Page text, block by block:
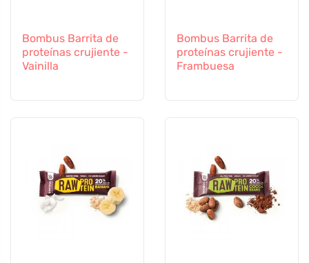
Bombus Barrita de
proteínas crujiente -
Vainilla
Bombus Barrita de
proteínas crujiente -
Frambuesa